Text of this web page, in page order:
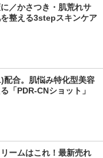
／かさつき・肌荒れサ
整える3stepスキンケア
配合。肌悩み特化型美容
「PDR-CNショット」
ームはこれ！最新売れ